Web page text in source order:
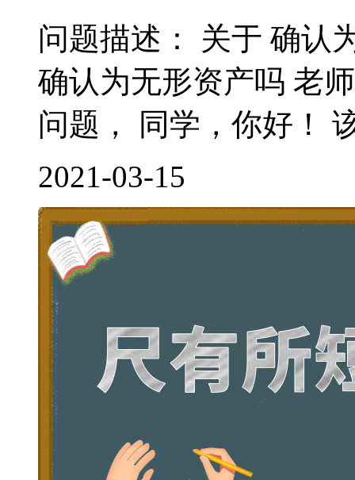
问题描述： 关于 确认
确认为无形资产吗 老
问题， 同学，你好！
2021-03-15